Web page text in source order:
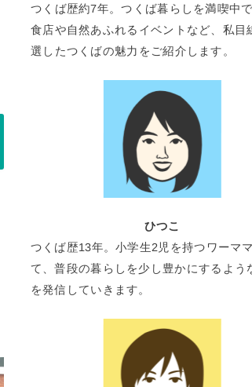
つくば歴約7年。つくば暮らしを満喫中
食店や自然あふれるイベントなど、私目
選したつくばの魅力をご紹介します。
ひつこ
つくば歴13年。小学生2児を持つワーマ
て、普段の暮らしを少し豊かにするよう
を発信していきます。